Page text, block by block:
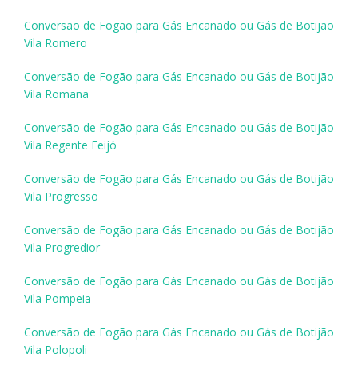
Conversão de Fogão para Gás Encanado ou Gás de Botijão
Vila Romero
Conversão de Fogão para Gás Encanado ou Gás de Botijão
Vila Romana
Conversão de Fogão para Gás Encanado ou Gás de Botijão
Vila Regente Feijó
Conversão de Fogão para Gás Encanado ou Gás de Botijão
Vila Progresso
Conversão de Fogão para Gás Encanado ou Gás de Botijão
Vila Progredior
Conversão de Fogão para Gás Encanado ou Gás de Botijão
Vila Pompeia
Conversão de Fogão para Gás Encanado ou Gás de Botijão
Vila Polopoli